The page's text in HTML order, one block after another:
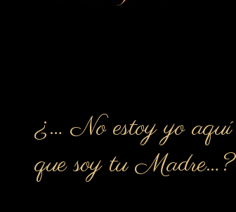
¿… No estoy yo aquí
que soy tu Madre…?